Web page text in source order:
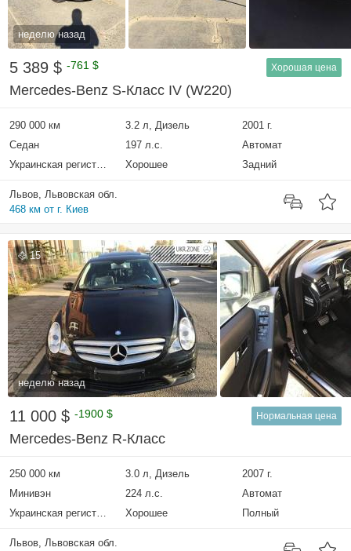
неделю назад
5 389 $ -761 $ Хорошая цена
Mercedes-Benz S-Класс IV (W220)
290 000 км 3.2 л, Дизель
2001 г.
Седан
197 л.с.
Автомат
Украинская регистрация
Хорошее Задний
Львов, Львовская обл.
468 км от г. Киев
15
неделю назад
11 000 $ -1900 $ Нормальная цена
Mercedes-Benz R-Класс
250 000 км 3.0 л, Дизель
2007 г.
Минивэн
224 л.с.
Автомат
Украинская регистрация
Хорошее Полный
Львов, Львовская обл.